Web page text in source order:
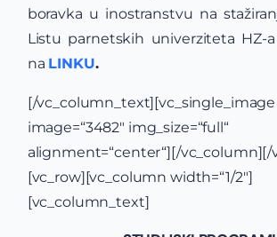
boravka u inostranstvu na
Listu parnetskih univerziteta HZ-
na LINKU.
[/vc_column_text][vc_single_image
image=“3482″ img_size=“full“
alignment=“center“][/vc_column][/
[vc_row][vc_column width=“1/2″]
[vc_column_text]